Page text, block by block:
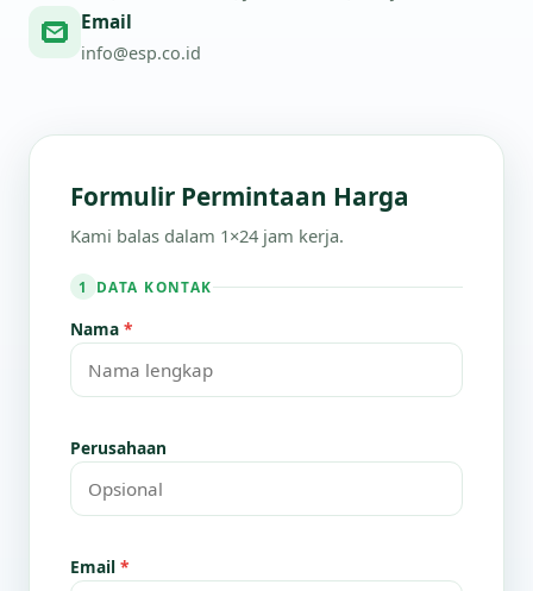
Email
info@esp.co.id
Formulir Permintaan Harga
Kami balas dalam 1×24 jam kerja.
1 DATA KONTAK
Nama *
Perusahaan
Email *